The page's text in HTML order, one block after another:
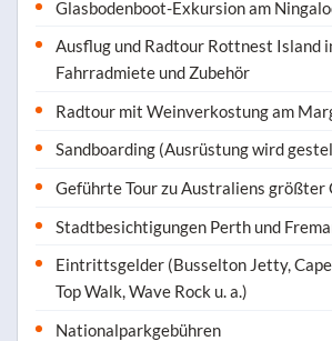
Glasbodenboot-Exkursion am
Ausflug und Radtour Rottnest Island
Fahrradmiete und Zubehör
Radtour mit Weinverkostung am
Sandboarding (Ausrüstung wird
Geführte Tour zu Australiens größter
Stadtbesichtigungen Perth und
Eintrittsgelder (Busselton Jetty,
Top Walk, Wave Rock u. a.)
Nationalparkgebühren